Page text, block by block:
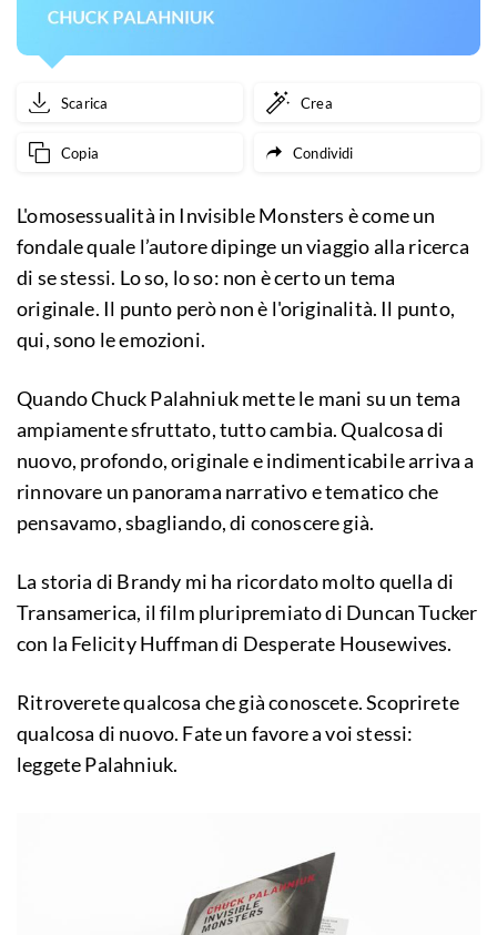
Scarica Crea
Copia Condividi
L'omosessualità in Invisible Monsters è come un
fondale quale l’autore dipinge un viaggio alla ricerca
di se stessi. Lo so, lo so: non è certo un tema
originale. Il punto però non è l'originalità. Il punto,
qui, sono le emozioni.
Quando Chuck Palahniuk mette le mani su un tema
ampiamente sfruttato, tutto cambia. Qualcosa di
nuovo, profondo, originale e indimenticabile arriva a
rinnovare un panorama narrativo e tematico che
pensavamo, sbagliando, di conoscere già.
La storia di Brandy mi ha ricordato molto quella di
Transamerica, il film pluripremiato di Duncan Tucker
con la Felicity Huffman di Desperate Housewives.
Ritroverete qualcosa che già conoscete. Scoprirete
qualcosa di nuovo. Fate un favore a voi stessi:
leggete Palahniuk.